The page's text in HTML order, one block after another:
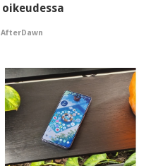
oikeudessa
AfterDawn